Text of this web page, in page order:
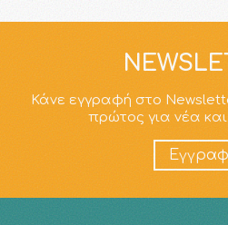
Κάνε εγγραφή στο
πρώτος για νέα